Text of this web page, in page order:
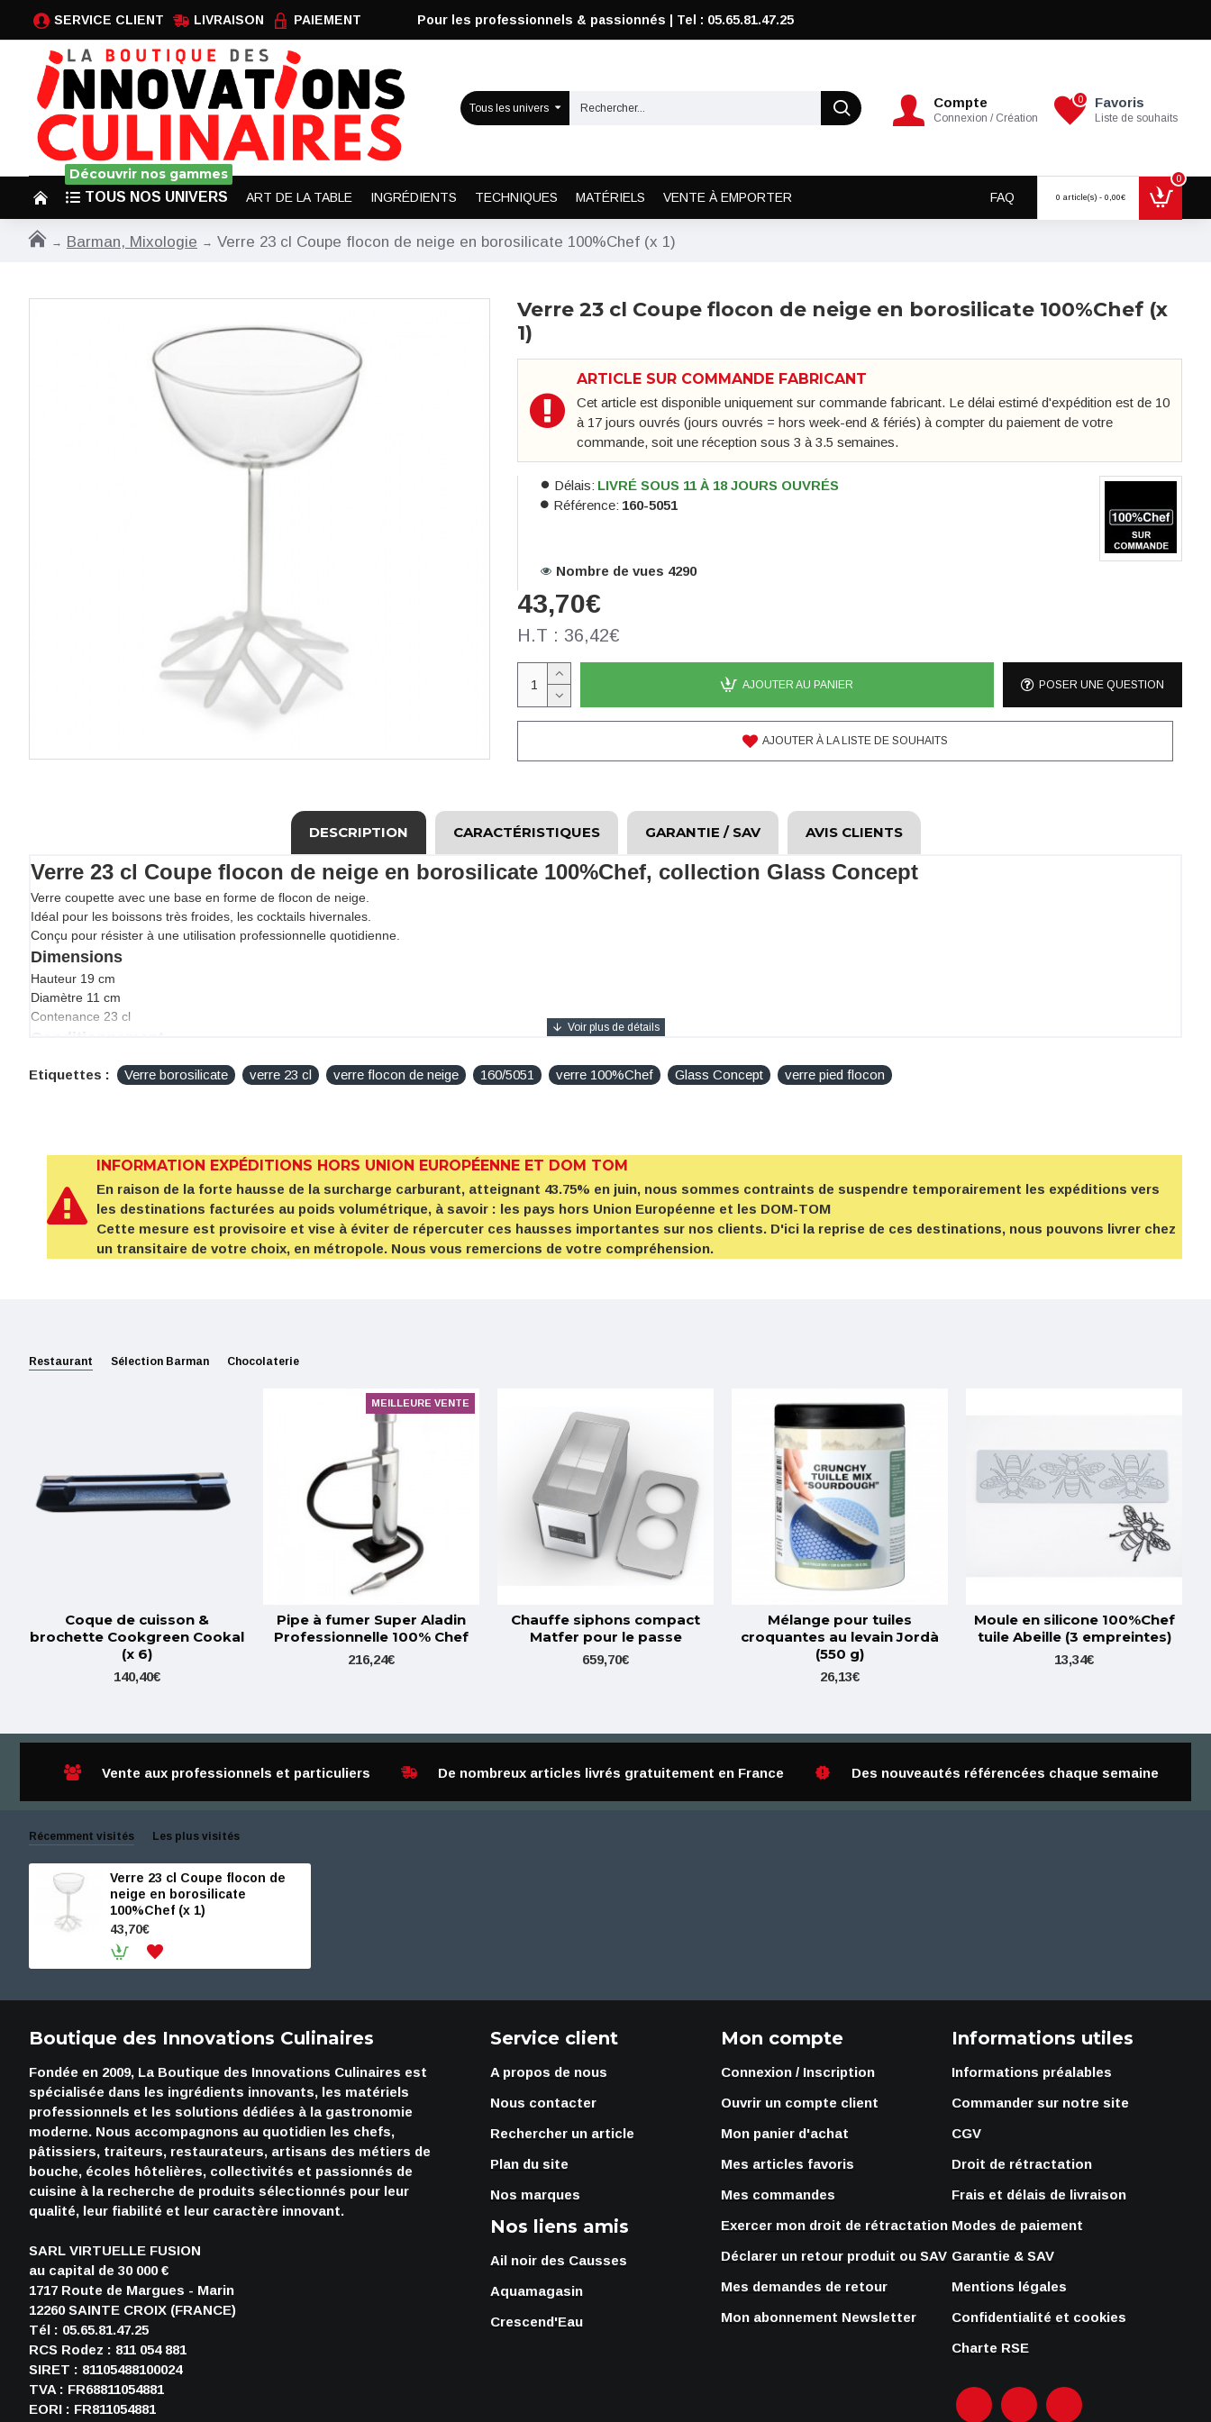
SERVICE CLIENT LIVRAISON PAIEMENT Pour les professionnels & passionnés | Tel : 05.65.81.47.25
Tous les univers Compte
Connexion / Création
Favoris
Liste de souhaits
0
TOUS NOS UNIVERS
Découvrir nos gammes
ART DE LA TABLE INGRÉDIENTS TECHNIQUES MATÉRIELS VENTE À EMPORTER FAQ 0 article(s) - 0,00€
0
Barman, Mixologie Verre 23 cl Coupe flocon de neige en borosilicate 100%Chef (x 1)
Verre 23 cl Coupe flocon de neige en borosilicate 100%Chef (x
1)
ARTICLE SUR COMMANDE FABRICANT
Cet article est disponible uniquement sur commande fabricant. Le délai estimé d'expédition est de 10
à 17 jours ouvrés (jours ouvrés = hors week-end & fériés) à compter du paiement de votre
commande, soit une réception sous 3 à 3.5 semaines.
43,70€
H.T : 36,42€
Délais: LIVRÉ SOUS 11 À 18 JOURS OUVRÉS
Référence: 160-5051
Nombre de vues 4290
AJOUTER AU PANIER POSER UNE QUESTION
AJOUTER À LA LISTE DE SOUHAITS
DESCRIPTION CARACTÉRISTIQUES GARANTIE / SAV AVIS CLIENTS
Verre 23 cl Coupe flocon de neige en borosilicate 100%Chef, collection Glass Concept
Verre coupette avec une base en forme de flocon de neige.
Idéal pour les boissons très froides, les cocktails hivernales.
Conçu pour résister à une utilisation professionnelle quotidienne.
Dimensions
Hauteur 19 cm
Diamètre 11 cm
Contenance 23 cl
Conditionnement
Etiquettes : Verre borosilicate verre 23 cl verre flocon de neige 160/5051 verre 100%Chef Glass Concept verre pied flocon
INFORMATION EXPÉDITIONS HORS UNION EUROPÉENNE ET DOM TOM
En raison de la forte hausse de la surcharge carburant, atteignant 43.75% en juin, nous sommes contraints de suspendre temporairement les expéditions vers
les destinations facturées au poids volumétrique, à savoir : les pays hors Union Européenne et les DOM-TOM
Cette mesure est provisoire et vise à éviter de répercuter ces hausses importantes sur nos clients. D'ici la reprise de ces destinations, nous pouvons livrer chez
un transitaire de votre choix, en métropole. Nous vous remercions de votre compréhension.
Restaurant Sélection Barman Chocolaterie
Coque de cuisson &
brochette Cookgreen Cookal
(x 6)
140,40€
MEILLEURE VENTE
Pipe à fumer Super Aladin
Professionnelle 100% Chef
216,24€
Chauffe siphons compact
Matfer pour le passe
659,70€
Mélange pour tuiles
croquantes au levain Jordà
(550 g)
26,13€
Moule en silicone 100%Chef
tuile Abeille (3 empreintes)
13,34€
Vente aux professionnels et particuliers De nombreux articles livrés gratuitement en France Des nouveautés référencées chaque semaine
Récemment visités Les plus visités
Verre 23 cl Coupe flocon de
neige en borosilicate
100%Chef (x 1)
43,70€
Boutique des Innovations Culinaires
Fondée en 2009, La Boutique des Innovations Culinaires est
spécialisée dans les ingrédients innovants, les matériels
professionnels et les solutions dédiées à la gastronomie
moderne. Nous accompagnons au quotidien les chefs,
pâtissiers, traiteurs, restaurateurs, artisans des métiers de
bouche, écoles hôtelières, collectivités et passionnés de
cuisine à la recherche de produits sélectionnés pour leur
qualité, leur fiabilité et leur caractère innovant.
SARL VIRTUELLE FUSION
au capital de 30 000 €
1717 Route de Margues - Marin
12260 SAINTE CROIX (FRANCE)
Tél : 05.65.81.47.25
RCS Rodez : 811 054 881
SIRET : 81105488100024
TVA : FR68811054881
EORI : FR811054881
Service client
A propos de nous
Nous contacter
Rechercher un article
Plan du site
Nos marques
Nos liens amis
Ail noir des Causses
Aquamagasin
Crescend'Eau
Mon compte
Connexion / Inscription
Ouvrir un compte client
Mon panier d'achat
Mes articles favoris
Mes commandes
Exercer mon droit de rétractation
Déclarer un retour produit ou SAV
Mes demandes de retour
Mon abonnement Newsletter
Informations utiles
Informations préalables
Commander sur notre site
CGV
Droit de rétractation
Frais et délais de livraison
Modes de paiement
Garantie & SAV
Mentions légales
Confidentialité et cookies
Charte RSE